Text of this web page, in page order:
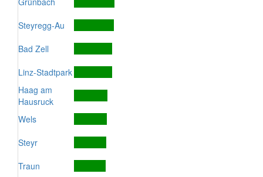
Steyregg-Au
Bad Zell
Linz-Stadtpark
Haag am
Hausruck
Wels
Steyr
Traun